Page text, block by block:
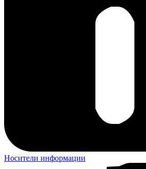
Носители информации